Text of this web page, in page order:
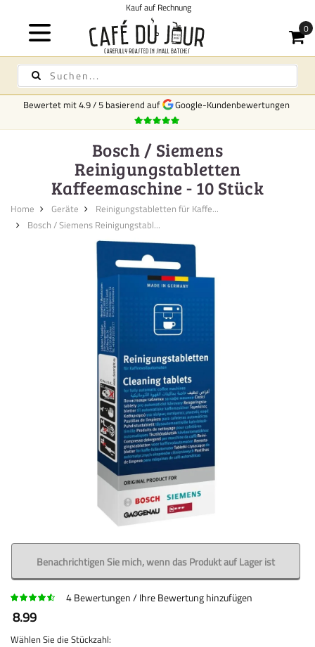
Kauf auf Rechnung
Bewertet mit4.9/5 basierend auf Google-Kundenbewertungen
Bosch / Siemens
Reinigungstabletten
Kaffeemaschine - 10 Stück
Home Geräte
Reinigungstabletten für Kaffe...
Bosch / Siemens Reinigungstabl...
Benachrichtigen Sie mich, wenn das Produkt auf Lager ist
4Bewertungen Ihre Bewertung hinzufügen
8.99
Wählen Sie die Stückzahl: